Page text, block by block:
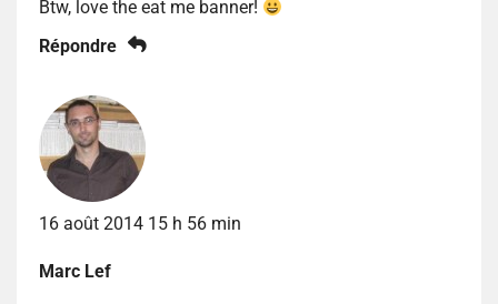
Btw, love the eat me banner!
Répondre
16 août 2014 15 h 56 min
Marc Lef